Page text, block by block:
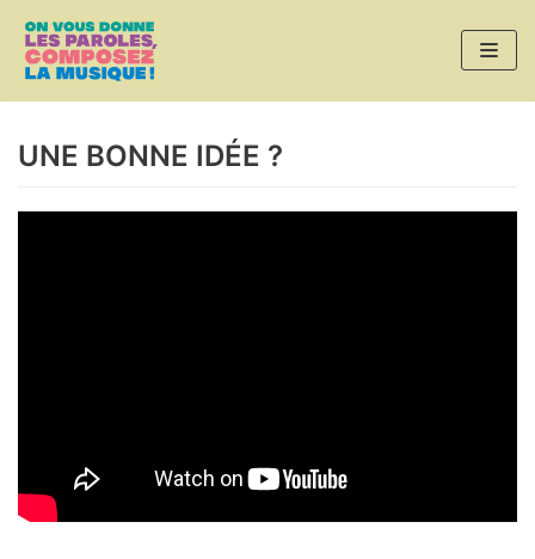
Aller
au
UNE BONNE IDÉE ?